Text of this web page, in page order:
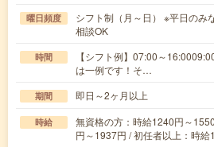
曜日頻度
シフト制（月～日） ※平日のみ
相談OK
時間
【シフト例】07:00～
は一例です！そ…
期間 即日～2ヶ月以上
時給
無資格の方：時給1240円～
円～1937円 / 初任者以上：時